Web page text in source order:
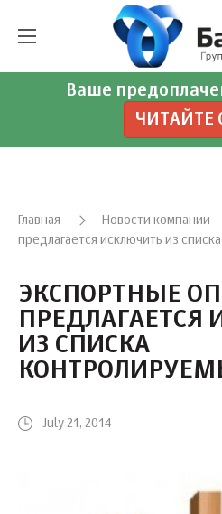
Ваше
ЧИТАЙТЕ
Главная Новости компании
предлагается исключить из
ЭКСПОРТНЫЕ
ПРЕДЛАГАЕТСЯ
ИЗ СПИСКА
July 21, 2014